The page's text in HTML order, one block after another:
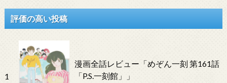
評価の高い投稿
1
漫画全話レビュー「めぞん一刻 第161話
「P.S.一刻館」」